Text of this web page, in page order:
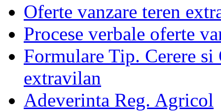
Oferte vanzare teren
Procese verbale oferte
Formulare Tip. Cerere si
extravilan
Adeverinta Reg. Agricol